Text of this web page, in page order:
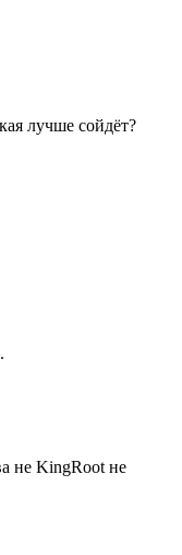
лучше сойдёт?
не KingRoot не